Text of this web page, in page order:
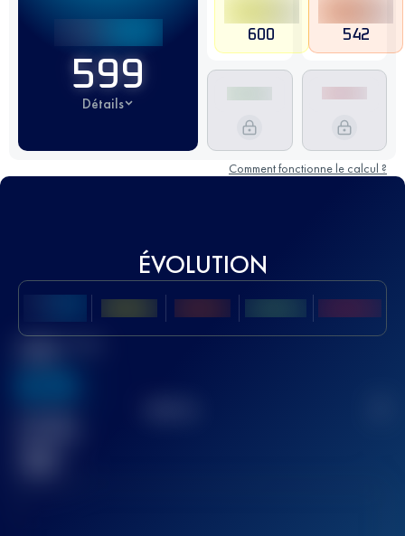
599
Détails
600 542
Comment fonctionne le calcul ?
ÉVOLUTION